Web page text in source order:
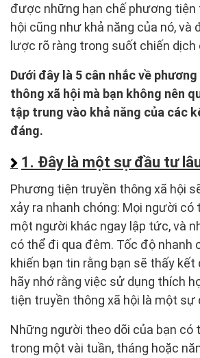
được những hạn chế phương tiện
hội cũng như khả năng của nó, và
lược rõ ràng trong suốt chiến dịch
Dưới đây là 5 cân nhắc về
thông xã hội mà bạn không nên
tập trung vào khả năng của các
đáng.
1. Đây là một sự đầu tư
Phương tiện truyền thông xã hội
xảy ra nhanh chóng: Mọi người có
một người khác ngay lập tức, và
có thể đi qua đêm. Tốc độ nhanh
khiến bạn tin rằng bạn sẽ thấy kết
hãy nhớ rằng việc sử dụng thích
tiện truyền thông xã hội là một sự
Những người theo dõi của bạn có
trong một vài tuần, tháng hoặc